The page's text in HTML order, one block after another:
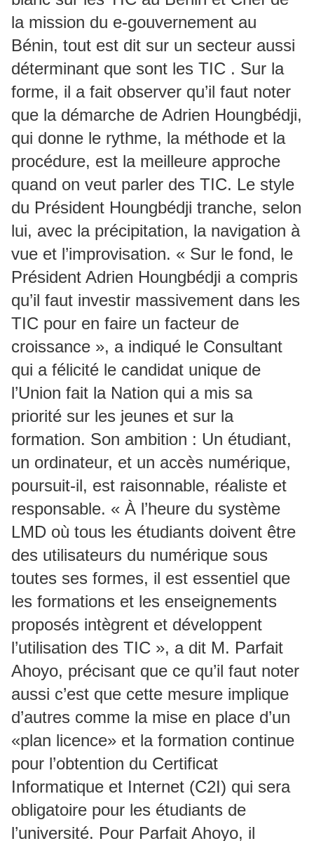
la mission du e-gouvernement au
Bénin, tout est dit sur un secteur aussi
déterminant que sont les TIC . Sur la
forme, il a fait observer qu’il faut noter
que la démarche de Adrien Houngbédji,
qui donne le rythme, la méthode et la
procédure, est la meilleure approche
quand on veut parler des TIC. Le style
du Président Houngbédji tranche, selon
lui, avec la précipitation, la navigation à
vue et l’improvisation. « Sur le fond, le
Président Adrien Houngbédji a compris
qu’il faut investir massivement dans les
TIC pour en faire un facteur de
croissance », a indiqué le Consultant
qui a félicité le candidat unique de
l’Union fait la Nation qui a mis sa
priorité sur les jeunes et sur la
formation. Son ambition : Un étudiant,
un ordinateur, et un accès numérique,
poursuit-il, est raisonnable, réaliste et
responsable. « À l’heure du système
LMD où tous les étudiants doivent être
des utilisateurs du numérique sous
toutes ses formes, il est essentiel que
les formations et les enseignements
proposés intègrent et développent
l’utilisation des TIC », a dit M. Parfait
Ahoyo, précisant que ce qu’il faut noter
aussi c’est que cette mesure implique
d’autres comme la mise en place d’un
«plan licence» et la formation continue
pour l’obtention du Certificat
Informatique et Internet (C2I) qui sera
obligatoire pour les étudiants de
l’université. Pour Parfait Ahoyo, il